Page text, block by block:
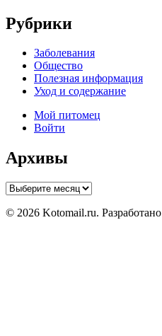
Рубрики
Заболевания
Общество
Полезная информация
Уход и содержание
Мой питомец
Войти
Архивы
Архивы
© 2026 Kotomail.ru. Разработано